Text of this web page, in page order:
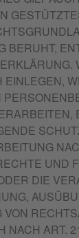
BERUHT,
UND
DIE
VON
NACH ART.